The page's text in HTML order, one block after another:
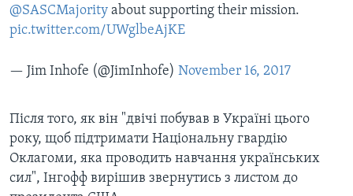
@SASCMajority about supporting their mission.
pic.twitter.com/UWglbeAjKE
— Jim Inhofe (@JimInhofe) November 16, 2017
Після того, як він "двічі побував в Україні цього
року, щоб підтримати Національну гвардію
Оклагоми, яка проводить навчання українських
сил", Інгофф вирішив звернутись з листом до